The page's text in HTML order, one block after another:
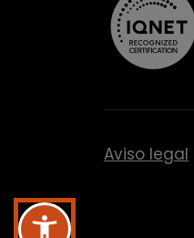
Aviso legal